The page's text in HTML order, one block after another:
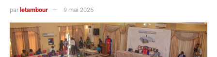
par letambour 9 mai 2025